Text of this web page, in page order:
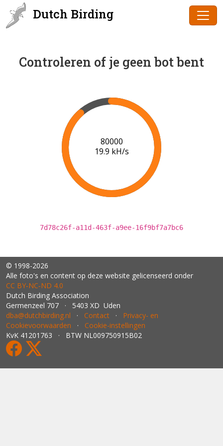
Dutch Birding
Controleren of je geen bot bent
80000
19.9 kH/s
7d78c26f-a11d-463f-a9ee-16f9bf7a7bc6
© 1998-2026
Alle foto's en content op deze website gelicenseerd onder
CC BY‑NC‑ND 4.0
Dutch Birding Association
Germenzeel 707 · 5403 XD Uden
dba@dutchbirding.nl · Contact · Privacy- en
Cookievoorwaarden · Cookie-instellingen
KvK 41201763 · BTW NL009750915B02